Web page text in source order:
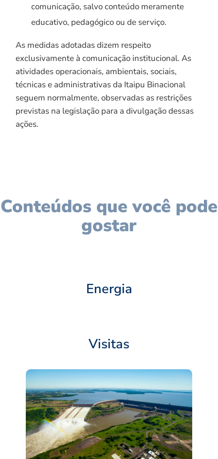
comunicação, salvo conteúdo meramente
educativo, pedagógico ou de serviço.
As medidas adotadas dizem respeito
exclusivamente à comunicação institucional. As
atividades operacionais, ambientais, sociais,
técnicas e administrativas da Itaipu Binacional
seguem normalmente, observadas as restrições
previstas na legislação para a divulgação dessas
ações.
Conteúdos que você pode
gostar
Energia
Visitas